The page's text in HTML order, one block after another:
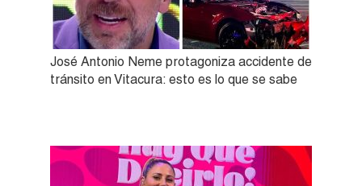
José Antonio Neme protagoniza accidente de
tránsito en Vitacura: esto es lo que se sabe